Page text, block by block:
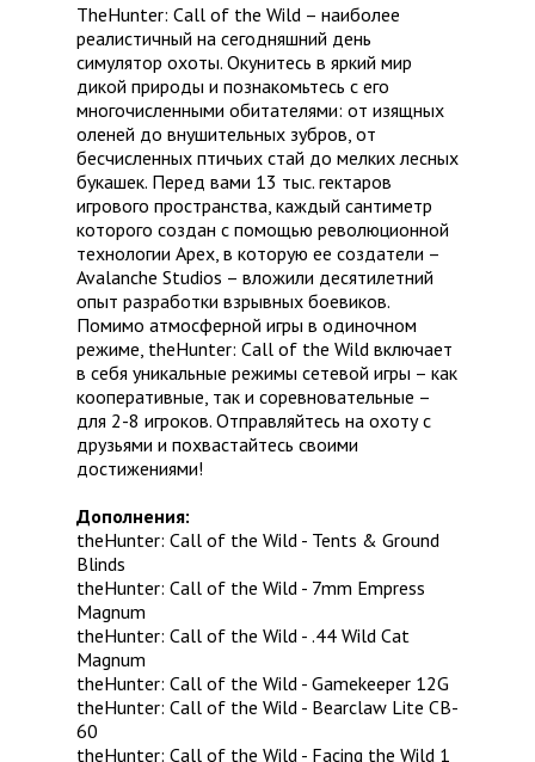
TheHunter: Call of the Wild – наиболее
реалистичный на сегодняшний день
симулятор охоты. Окунитесь в яркий мир
дикой природы и познакомьтесь с его
многочисленными обитателями: от изящных
оленей до внушительных зубров, от
бесчисленных птичьих стай до мелких лесных
букашек. Перед вами 13 тыс. гектаров
игрового пространства, каждый сантиметр
которого создан с помощью революционной
технологии Apex, в которую ее создатели –
Avalanche Studios – вложили десятилетний
опыт разработки взрывных боевиков.
Помимо атмосферной игры в одиночном
режиме, theHunter: Call of the Wild включает
в себя уникальные режимы сетевой игры – как
кооперативные, так и соревновательные –
для 2-8 игроков. Отправляйтесь на охоту с
друзьями и похвастайтесь своими
достижениями!
Дополнения:
theHunter: Call of the Wild - Tents & Ground
Blinds
theHunter: Call of the Wild - 7mm Empress
Magnum
theHunter: Call of the Wild - .44 Wild Cat
Magnum
theHunter: Call of the Wild - Gamekeeper 12G
theHunter: Call of the Wild - Bearclaw Lite CB-
60
theHunter: Call of the Wild - Facing the Wild 1